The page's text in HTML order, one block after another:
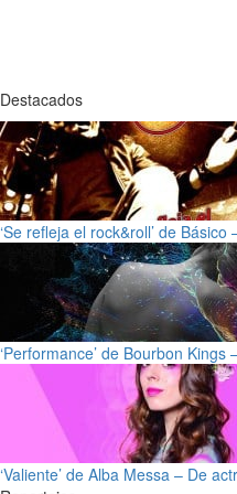
Destacados
‘Se refleja el rock&roll’ de
‘Performance’ de Bourbon
‘Valiente’ de Alba Messa – De